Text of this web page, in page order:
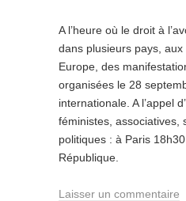
A l’heure où le droit à
dans plusieurs pays, aux
Europe, des
organisées le 28
internationale. A l’appel
féministes, associatives,
politiques : à Paris
République.
Laisser un commentaire